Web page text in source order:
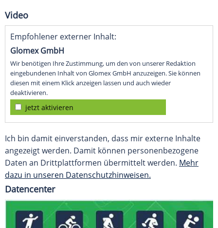
Video
Empfohlener externer Inhalt:
Glomex GmbH
Wir benötigen Ihre Zustimmung, um den von unserer Redaktion
eingebundenen Inhalt von Glomex GmbH anzuzeigen. Sie können
diesen mit einem Klick anzeigen lassen und auch wieder
deaktivieren.
jetzt aktivieren
Ich bin damit einverstanden, dass mir externe Inhalte
angezeigt werden. Damit können personenbezogene
Daten an Drittplattformen übermittelt werden. Mehr
dazu in unseren Datenschutzhinweisen.
Datencenter